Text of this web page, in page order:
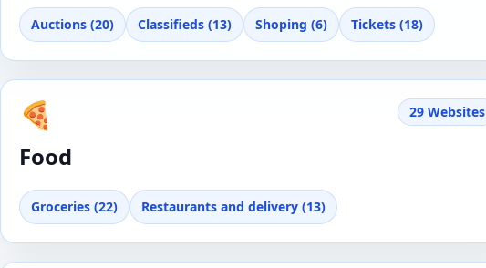
Auctions (20) Classifieds (13) Shoping (6) Tickets (18)
🍕
Food
29 Websites
Groceries (22) Restaurants and delivery (13)